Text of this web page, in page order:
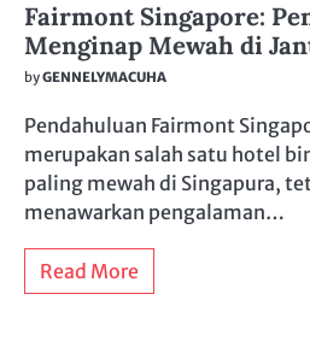
Fairmont Singapore:
Menginap Mewah di
byGENNELYMACUHA
Pendahuluan Fairmont
merupakan salah satu hotel
paling mewah di Singapura,
menawarkan pengalaman…
Read More